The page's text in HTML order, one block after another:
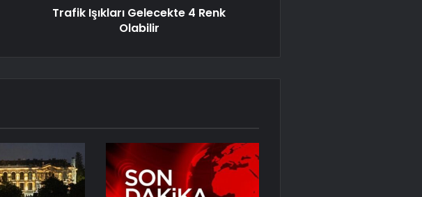
Trafik Işıkları Gelecekte 4 Renk
Olabilir